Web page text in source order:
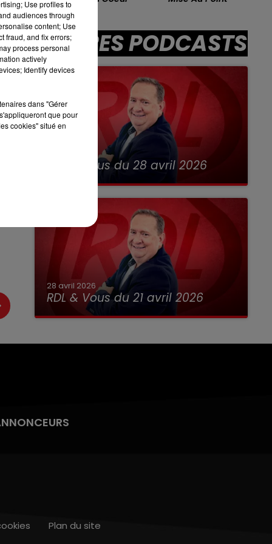
LES APRÈS-MIDI QUI CHANTENT
AUTRES PODCASTS
RDL & Vous du 28 avril 2026
28 avril 2026
RDL & Vous du 21 avril 2026
Plan du site
Use profiles to
audiences through
content; Use
fraud, and fix errors;
process personal
actively
Identify devices
dans "Gérer
que pour
cookies" situé en